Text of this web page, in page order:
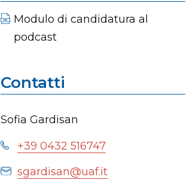
Modulo di candidatura al
podcast
Contatti
Sofia Gardisan
+39 0432 516747
sgardisan@uaf.it